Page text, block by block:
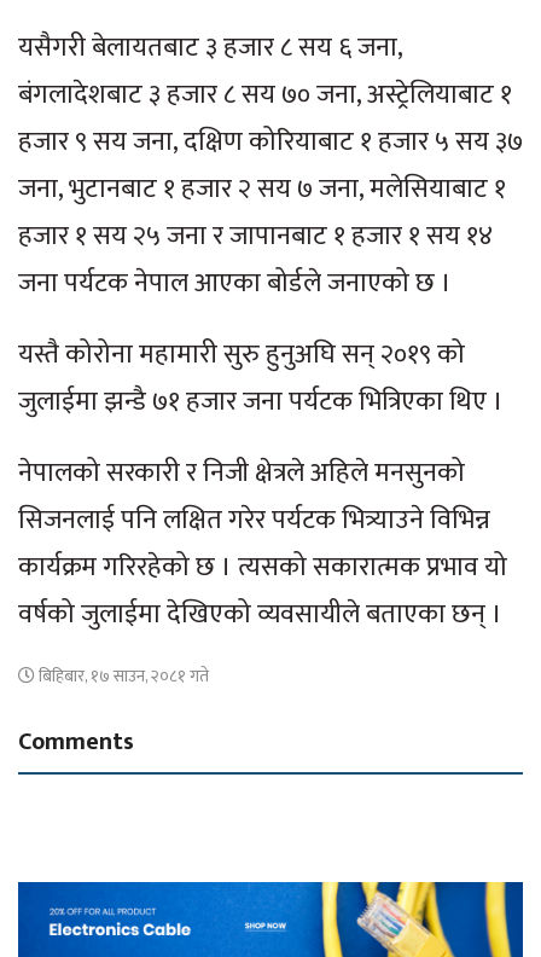
यसैगरी बेलायतबाट ३ हजार ८ सय ६ जना,
बंगलादेशबाट ३ हजार ८ सय ७० जना, अस्ट्रेलियाबाट १
हजार ९ सय जना, दक्षिण कोरियाबाट १ हजार ५ सय ३७
जना, भुटानबाट १ हजार २ सय ७ जना, मलेसियाबाट १
हजार १ सय २५ जना र जापानबाट १ हजार १ सय १४
जना पर्यटक नेपाल आएका बोर्डले जनाएको छ ।
यस्तै कोरोना महामारी सुरु हुनुअघि सन् २०१९ को
जुलाईमा झन्डै ७१ हजार जना पर्यटक भित्रिएका थिए ।
नेपालको सरकारी र निजी क्षेत्रले अहिले मनसुनको
सिजनलाई पनि लक्षित गरेर पर्यटक भित्र्याउने विभिन्न
कार्यक्रम गरिरहेको छ । त्यसको सकारात्मक प्रभाव यो
वर्षको जुलाईमा देखिएको व्यवसायीले बताएका छन् ।
बिहिबार, १७ साउन, २०८१ गते
Comments